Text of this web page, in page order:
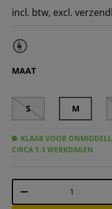
incl. btw, excl.
MAAT
S M
KLAAR VOOR
CIRCA 1-3 WERKDAGEN
Aantal
-